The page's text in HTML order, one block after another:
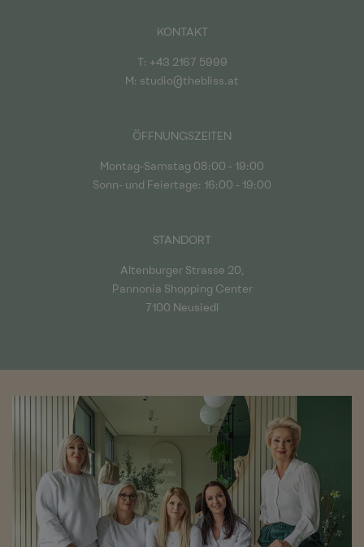
KONTAKT
T: +43 2167 5999
M: studio@thebliss.at
ÖFFNUNGSZEITEN
Montag-Samstag 08:00 - 19:00
Sonn- und Feiertage: 16:00 - 19:00
STANDORT
Altenburger Strasse 20,
Pannonia Shopping Center
7100 Neusiedl